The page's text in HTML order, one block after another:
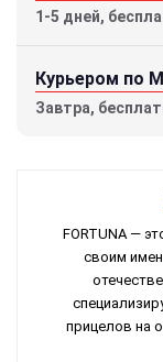
1-5 дней,
Курьером по
Завтра,
FORTUNA —
своим
прицелов на